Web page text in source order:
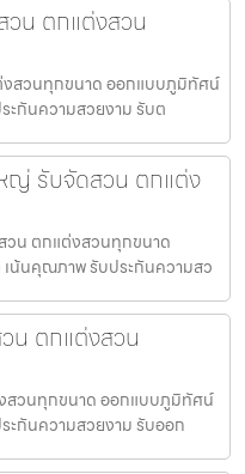
วน ตกแต่งสวน
สวนทุกขนาด ออกแบบภูมิทัศน์
ะกันความสวยงาม รับต
ญ่ รับจัดสวน ตกแต่ง
น ตกแต่งสวนทุกขนาด
น้นคุณภาพ รับประกันความสว
น ตกแต่งสวน
สวนทุกขนาด ออกแบบภูมิทัศน์
ะกันความสวยงาม รับออก